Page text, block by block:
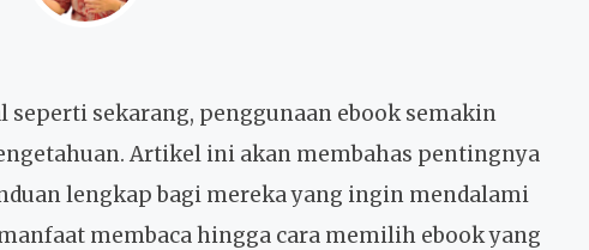
sekarang, penggunaan ebook semakin
Artikel ini akan membahas pentingnya
lengkap bagi mereka yang ingin mendalami
membaca hingga cara memilih ebook yang